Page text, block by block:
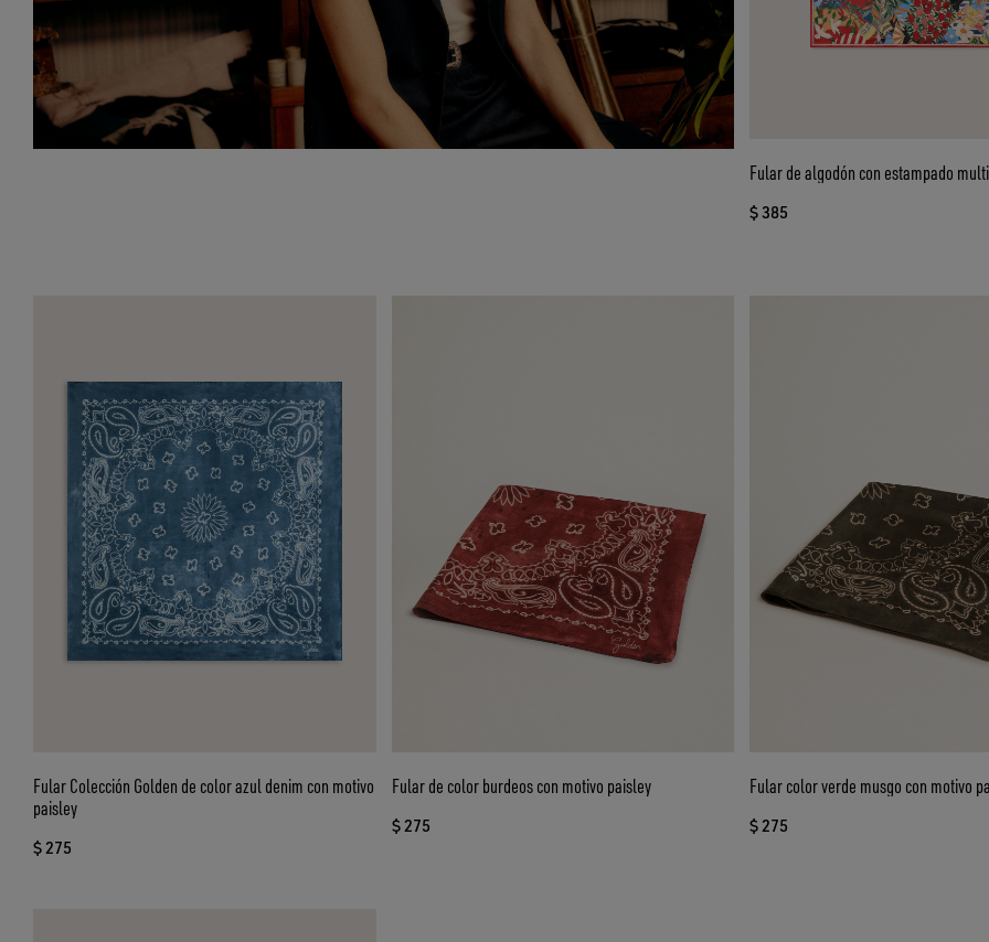
Fular de algodón con estampado
$ 385
Fular Colección Golden de color azul denim con motivo
paisley
$ 275
Fular de color burdeos con motivo paisley
$ 275
Fular color verde musgo con motivo
$ 275